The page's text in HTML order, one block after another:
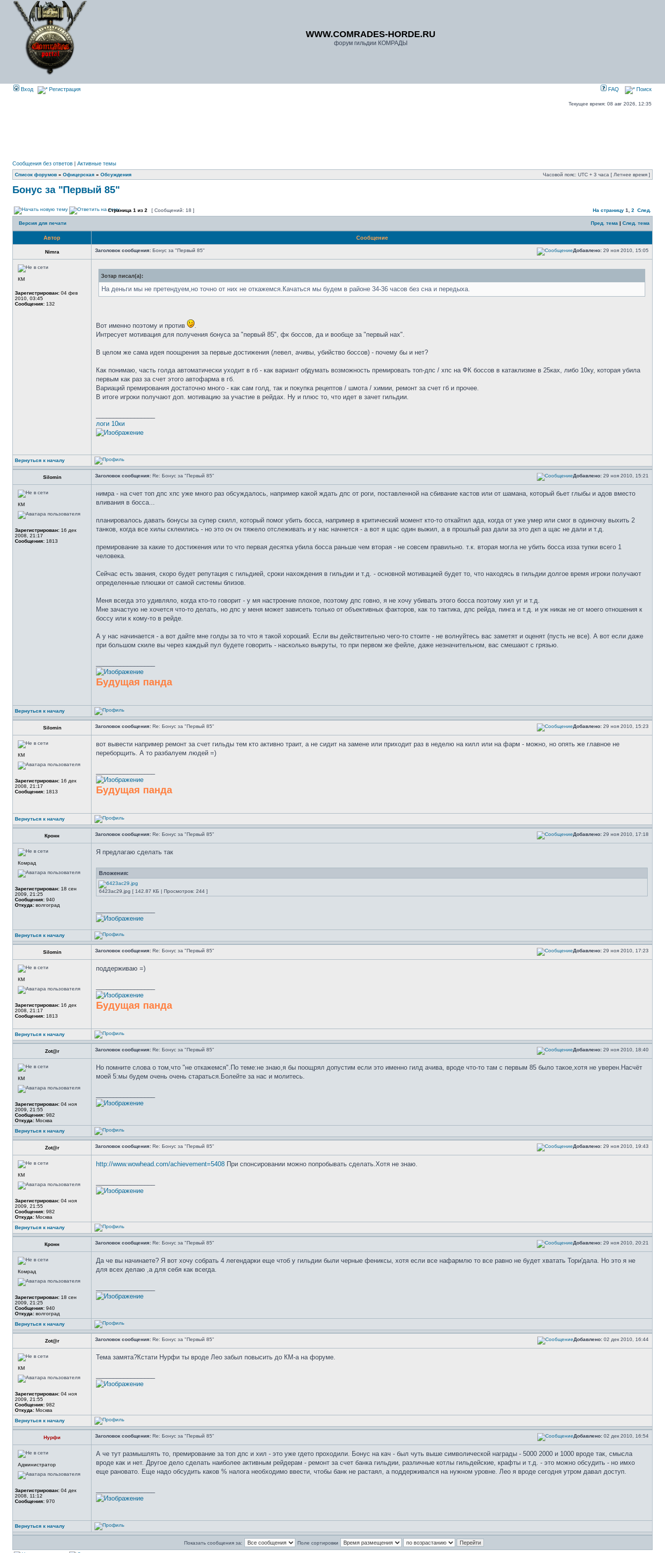
WWW.COMRADES-HORDE.RU
форум гильдии КОМРАДЫ
Вход Регистрация FAQ Поиск
Текущее время: 08 авг 2026, 12:35
Сообщения без ответов | Активные темы
Список форумов » Офицерская » Обсуждения Часовой пояс: UTC + 3 часа [ Летнее время ]
Бонус за "Первый 85"
Страница 1 из 2 [ Сообщений: 18 ] На страницу 1 2 След.
Версия для печати Пред. тема | След. тема
Автор Сообщение
Nimra Заголовок сообщения: Бонус за "Первый 85" Добавлено: 29 ноя 2010, 15:05
КМ
Зарегистрирован: 04 фев
2010, 03:45
Сообщения: 132
Зотар писал(а):
На деньги мы не претендуем,но точно от них не откажемся.Качаться мы будем в районе 34-36 часов без сна и передыха.
Вот именно поэтому и против
.
Интресует мотивация для получения бонуса за "первый 85", фк боссов, да и вообще за "первый нах".
В целом же сама идея поощрения за первые достижения (левел, ачивы, убийство боссов) - почему бы и нет?
Как понимаю, часть голда автоматически уходит в гб - как вариант обдумать возможность премировать топ-дпс / хпс на ФК боссов в катаклизме в 25ках, либо 10ку, которая убила
первым как раз за счет этого автофарма в гб.
Вариаций премирования достаточно много - как сам голд, так и покупка рецептов / шмота / химии, ремонт за счет гб и прочее.
В итоге игроки получают доп. мотивацию за участие в рейдах. Ну и плюс то, что идет в зачет гильдии.
логи 10ки
Вернуться к началу
Silomin Заголовок сообщения: Re: Бонус за "Первый 85" Добавлено: 29 ноя 2010, 15:21
КМ
Зарегистрирован: 16 дек
2008, 21:17
Сообщения: 1813
нимра - на счет топ дпс хпс уже много раз обсуждалось, например какой ждать дпс от роги, поставленной на сбивание кастов или от шамана, который бьет глыбы и адов вместо
вливания в босса...
планировалось давать бонусы за супер скилл, который помог убить босса, например в критический момент кто-то откайтил ада, когда от уже умер или смог в одиночку выхить 2
танков, когда все хилы склеились - но это оч оч тяжело отслеживать и у нас начнется - а вот я щас один выжил, а в прошлый раз дали за это дкп а щас не дали и т.д.
премирование за какие то достижения или то что первая десятка убила босса раньше чем вторая - не совсем правильно. т.к. вторая могла не убить босса изза тупки всего 1
человека.
Сейчас есть звания, скоро будет репутация с гильдией, сроки нахождения в гильдии и т.д. - основной мотивацией будет то, что находясь в гильдии долгое время игроки получают
определенные плюшки от самой системы близов.
Меня всегда это удивляло, когда кто-то говорит - у мя настроение плохое, поэтому дпс говно, я не хочу убивать этого босса поэтому хил уг и т.д.
Мне зачастую не хочется что-то делать, но дпс у меня может зависеть только от объективных факторов, как то тактика, дпс рейда, пинга и т.д. и уж никак не от моего отношения к
боссу или к кому-то в рейде.
А у нас начинается - а вот дайте мне голды за то что я такой хороший. Если вы действительно чего-то стоите - не волнуйтесь вас заметят и оценят (пусть не все). А вот если даже
при большом скиле вы через каждый пул будете говорить - насколько выкруты, то при первом же фейле, даже незначительном, вас смешают с грязью.
Будущая панда
Вернуться к началу
Silomin Заголовок сообщения: Re: Бонус за "Первый 85" Добавлено: 29 ноя 2010, 15:23
КМ
Зарегистрирован: 16 дек
2008, 21:17
Сообщения: 1813
вот вывести например ремонт за счет гильды тем кто активно траит, а не сидит на замене или приходит раз в неделю на килл или на фарм - можно, но опять же главное не
переборщить. А то разбалуем людей =)
Будущая панда
Вернуться к началу
Кронн Заголовок сообщения: Re: Бонус за "Первый 85" Добавлено: 29 ноя 2010, 17:18
Комрад
Зарегистрирован: 18 сен
2009, 21:25
Сообщения: 940
Откуда: волгоград
Я предлагаю сделать так
Вложения:
6423ac29.jpg [ 142.87 КБ | Просмотров: 244 ]
Вернуться к началу
Silomin Заголовок сообщения: Re: Бонус за "Первый 85" Добавлено: 29 ноя 2010, 17:23
КМ
Зарегистрирован: 16 дек
2008, 21:17
Сообщения: 1813
поддерживаю =)
Будущая панда
Вернуться к началу
Zot@r Заголовок сообщения: Re: Бонус за "Первый 85" Добавлено: 29 ноя 2010, 18:40
КМ
Зарегистрирован: 04 ноя
2009, 21:55
Сообщения: 982
Откуда: Москва
Но помните слова о том,что "не откажемся".По теме:не знаю,я бы поощрял допустим если это именно гилд ачива, вроде что-то там с первым 85 было такое,хотя не уверен.Насчёт
моей 5:мы будем очень очень стараться.Болейте за нас и молитесь.
Вернуться к началу
Zot@r Заголовок сообщения: Re: Бонус за "Первый 85" Добавлено: 29 ноя 2010, 19:43
КМ
Зарегистрирован: 04 ноя
2009, 21:55
Сообщения: 982
Откуда: Москва
http://www.wowhead.com/achievement=5408 При спонсировании можно попробывать сделать.Хотя не знаю.
Вернуться к началу
Кронн Заголовок сообщения: Re: Бонус за "Первый 85" Добавлено: 29 ноя 2010, 20:21
Комрад
Зарегистрирован: 18 сен
2009, 21:25
Сообщения: 940
Откуда: волгоград
Да че вы начинаете? Я вот хочу собрать 4 легендарки еще чтоб у гильдии были черные фениксы, хотя если все нафармлю то все равно не будет хватать Тори'дала. Но это я не
для всех делаю ,а для себя как всегда.
Вернуться к началу
Zot@r Заголовок сообщения: Re: Бонус за "Первый 85" Добавлено: 02 дек 2010, 16:44
КМ
Зарегистрирован: 04 ноя
2009, 21:55
Сообщения: 982
Откуда: Москва
Тема замята?Кстати Нурфи ты вроде Лео забыл повысить до КМ-а на форуме.
Вернуться к началу
Нурфи Заголовок сообщения: Re: Бонус за "Первый 85" Добавлено: 02 дек 2010, 16:54
Администратор
Зарегистрирован: 04 дек
2008, 11:12
Сообщения: 970
А че тут размышлять то, премирование за топ дпс и хил - это уже гдето проходили. Бонус на кач - был чуть выше символической награды - 5000 2000 и 1000 вроде так, смысла
вроде как и нет. Другое дело сделать наиболее активным рейдерам - ремонт за счет банка гильдии, различные котлы гильдейские, крафты и т.д. - это можно обсудить - но имхо
еще рановато. Еще надо обсудить каков % налога необходимо ввести, чтобы банк не растаял, а поддерживался на нужном уровне. Лео я вроде сегодня утром давал доступ.
Вернуться к началу
Показать сообщения за: Поле сортировки